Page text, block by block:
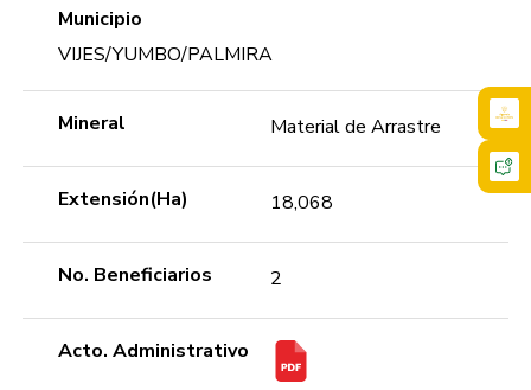
Municipio
VIJES/YUMBO/PALMIRA
Mineral Material de Arrastre
Extensión(Ha) 18,068
No. Beneficiarios 2
Acto. Administrativo